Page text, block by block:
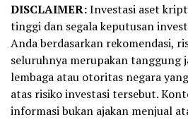
DISCLAIMER:Investasi aset
tinggi dan segala keputusan
Anda berdasarkan rekomendasi,
seluruhnya merupakan tanggung
lembaga atau otoritas negara
atas risiko investasi tersebut.
informasi bukan ajakan menjual